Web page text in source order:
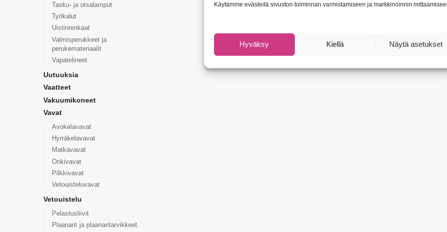
Käytämme evästeitä sivuston toiminnan varmistamiseen ja markkinoinnin
Hyväksy Kiellä Näytä asetukset
Tasku- ja otsalamput
Työkalut
Uistinrenkaat
Valmisperukkeet ja
perukemateriaalit
Vapatelineet
Uutuuksia
Vaatteet
Vakuumikoneet
Vavat
Avokelavavat
Hyrräkelavavat
Matkavavat
Onkivavat
Pilkkivavat
Vetouisteluvavat
Vetouistelu
Pelastusliivit
Plaanarit ja plaanaritarvikkeet